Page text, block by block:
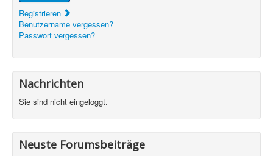
Registrieren
Benutzername vergessen?
Passwort vergessen?
Nachrichten
Sie sind nicht eingeloggt.
Neuste Forumsbeiträge